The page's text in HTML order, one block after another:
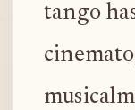
tango